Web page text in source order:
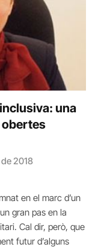
una
obertes
2018
en el marc d’un
gran pas en la
Cal dir, però, que
futur d’alguns